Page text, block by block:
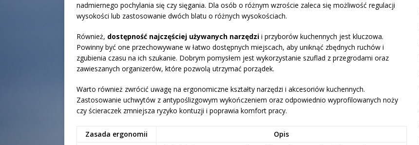
nadmiernego pochylania się czy sięgania. Dla osób o różnym wzroście zaleca się możliwość regulacji
wysokości lub zastosowanie dwóch blatu o różnych wysokościach.
Również, dostępność najczęściej używanych narzędzi i przyborów kuchennych jest kluczowa.
Powinny być one przechowywane w łatwo dostępnych miejscach, aby uniknąć zbędnych ruchów i
zgubienia czasu na ich szukanie. Dobrym pomysłem jest wykorzystanie szuflad z przegrodami oraz
zawieszanych organizerów, które pozwolą utrzymać porządek.
Warto również zwrócić uwagę na ergonomiczne kształty narzędzi i akcesoriów kuchennych.
Zastosowanie uchwytów z antypoślizgowym wykończeniem oraz odpowiednio wyprofilowanych noży
czy ścieraczek zmniejsza ryzyko kontuzji i poprawia komfort pracy.
Zasada ergonomii
Opis